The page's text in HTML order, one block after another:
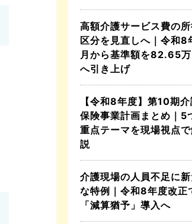
高額介護サービス費の
区分を見直しへ｜令和8
月から基準額を82.65
へ引き上げ
【令和8年度】第10期介
保険事業計画まとめ｜5
重点テーマを現場視点
説
介護現場の人員不足に新
な特例｜令和8年度改正
「減算猶予」導入へ